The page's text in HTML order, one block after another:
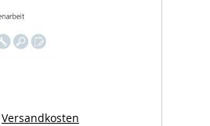
Versandkosten